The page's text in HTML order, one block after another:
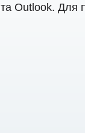
Outlook. Для